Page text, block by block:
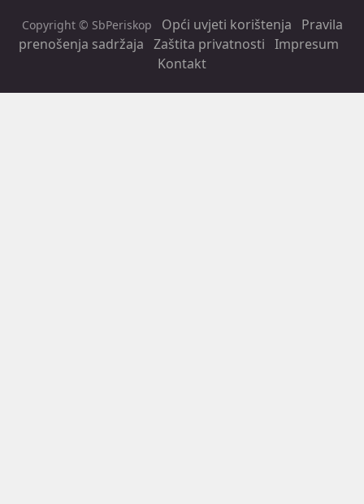
Copyright © SbPeriskop Opći uvjeti korištenja
Pravila
prenošenja sadržaja Zaštita privatnosti Impresum
Kontakt